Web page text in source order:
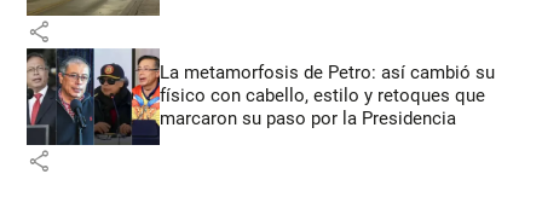
share
La metamorfosis de Petro: así cambió su
físico con cabello, estilo y retoques que
marcaron su paso por la Presidencia
share